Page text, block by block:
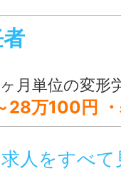
変形労働時間制の
円 ・サ責手当 25,000円 ・業態手当 5,100円 ・ケア手当
人をすべて